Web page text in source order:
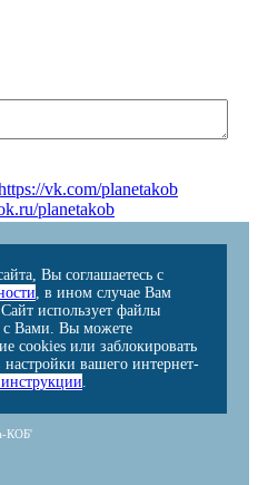
vk.com/planetakob
planetakob
Вы соглашаетесь с
, в ином случае Вам
использует файлы
с Вами. Вы можете
cookies или заблокировать
вашего интернет-
.
КОБ'